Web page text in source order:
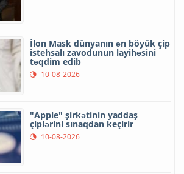
İlon Mask dünyanın ən böyük çip
istehsalı zavodunun layihəsini
təqdim edib
10-08-2026
"Apple" şirkətinin yaddaş
çiplərini sınaqdan keçirir
10-08-2026